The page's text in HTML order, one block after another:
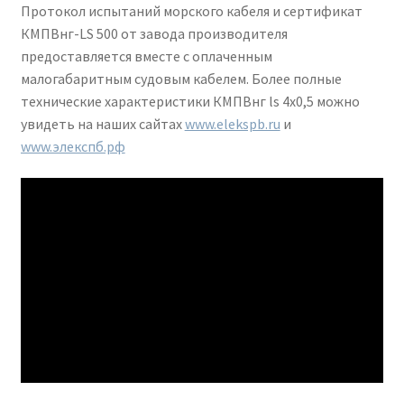
Протокол испытаний морского кабеля и сертификат
КМПВнг-LS 500 от завода производителя
предоставляется вместе с оплаченным
малогабаритным судовым кабелем. Более полные
технические характеристики КМПВнг ls 4х0,5 можно
увидеть на наших сайтахwww.elekspb.ru и
www.элекспб.рф